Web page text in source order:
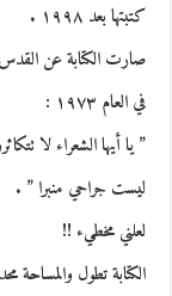
كتبتها بعد ١٩٩٨ .
صارت الكتابة عن
في العام ١٩٧٣ :
” يا أيها الشعراء لا
ليست جراحي منبرا ” .
لعلني مخطيء !!
الكتابة تطول والمساحة